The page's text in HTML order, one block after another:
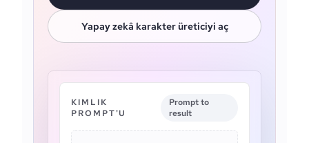
Yapay zekâ karakter üreticiyi aç
KIMLIK
PROMPT'U
Prompt to
result